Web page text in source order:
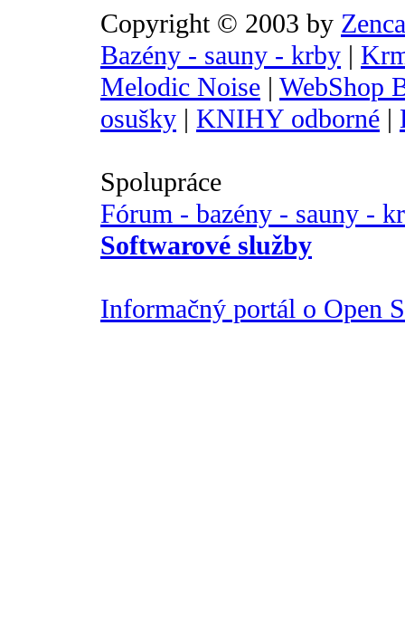
Copyright © 2003 by
Bazény - sauny - krby |
Melodic Noise | WebShop
osušky | KNIHY odborné |
Spolupráce
Fórum - bazény - sauny -
Softwarové služby
Informačný portál o Open